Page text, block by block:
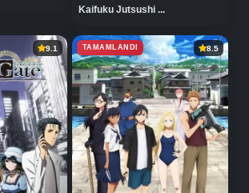
Kaifuku Jutsushi ...
9.1 TAMAMLANDI 8.5